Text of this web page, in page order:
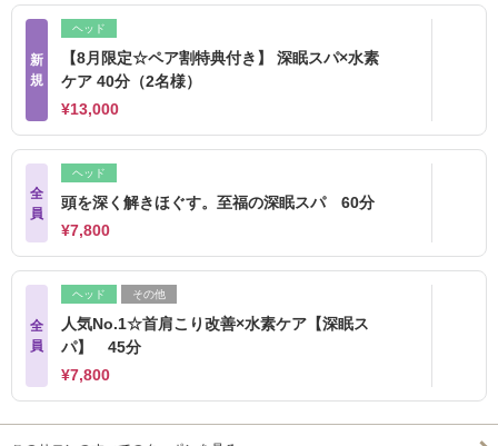
新
規
ヘッド
【8月限定☆ペア割特典付き】 深眠スパ×水素
ケア 40分（2名様）
¥13,000
全
員
ヘッド
頭を深く解きほぐす。至福の深眠スパ 60分
¥7,800
全
員
ヘッド その他
人気No.1☆首肩こり改善×水素ケア【深眠ス
パ】 45分
¥7,800